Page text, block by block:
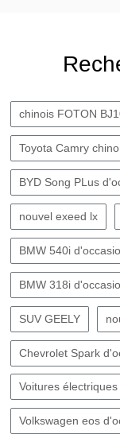
chinois FOTON
Toyota Camry
BYD Song PLus
nouvel exeed lx
BMW 540i
BMW 318i
SUV GEELY
Chevrolet Spark
Voitures électriques
Volkswagen eos